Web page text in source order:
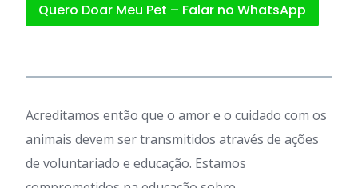
Quero Doar Meu Pet – Falar no WhatsApp
Acreditamos então que o amor e o cuidado com os
animais devem ser transmitidos através de ações
de voluntariado e educação. Estamos